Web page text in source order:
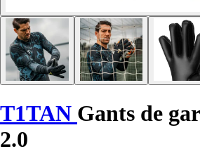
T1TAN Gants de
2.0